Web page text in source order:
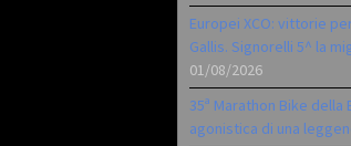
Europei XCO: vittorie
Gallis. Signorelli 5^ la
01/08/2026
35ª Marathon Bike della
agonistica di una